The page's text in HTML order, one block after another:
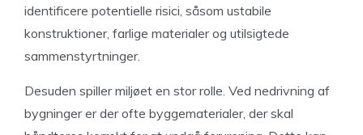
identificere potentielle risici, såsom ustabile
konstruktioner, farlige materialer og utilsigtede
sammenstyrtninger.
Desuden spiller miljøet en stor rolle. Ved nedrivning af
bygninger er der ofte byggematerialer, der skal